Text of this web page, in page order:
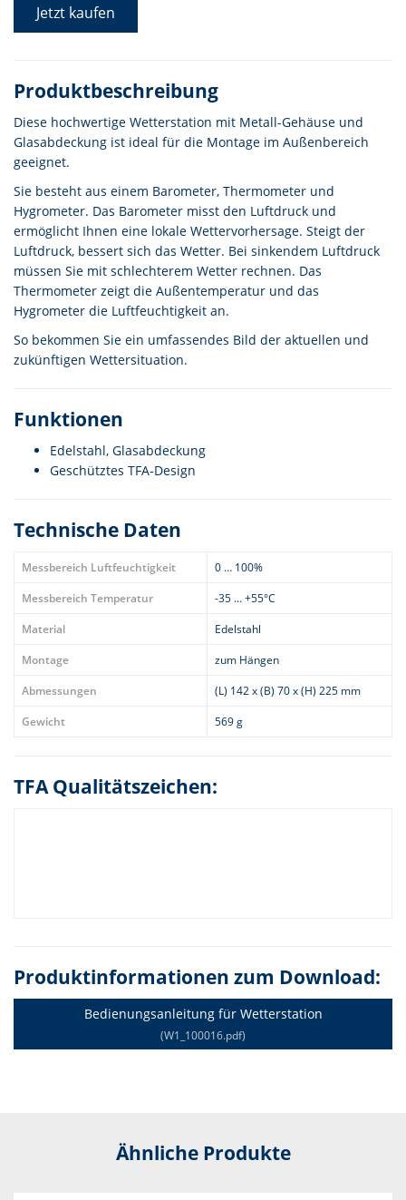
Jetzt kaufen
Produktbeschreibung
Diese hochwertige Wetterstation mit Metall-Gehäuse und
Glasabdeckung ist ideal für die Montage im Außenbereich
geeignet.
Sie besteht aus einem Barometer, Thermometer und
Hygrometer. Das Barometer misst den Luftdruck und
ermöglicht Ihnen eine lokale Wettervorhersage. Steigt der
Luftdruck, bessert sich das Wetter. Bei sinkendem Luftdruck
müssen Sie mit schlechterem Wetter rechnen. Das
Thermometer zeigt die Außentemperatur und das
Hygrometer die Luftfeuchtigkeit an.
So bekommen Sie ein umfassendes Bild der aktuellen und
zukünftigen Wettersituation.
Funktionen
Edelstahl, Glasabdeckung
Geschütztes TFA-Design
Technische Daten
Messbereich Luftfeuchtigkeit
0 … 100%
Messbereich Temperatur
-35 … +55°C
Material
Edelstahl
Montage
zum Hängen
Abmessungen
(L) 142 x (B) 70 x (H) 225 mm
Gewicht
569 g
TFA Qualitätszeichen:
Produktinformationen zum Download:
Bedienungsanleitung für Wetterstation
(W1_100016.pdf)
Ähnliche Produkte